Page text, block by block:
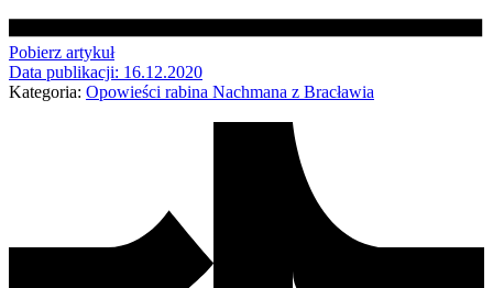
Pobierz artykuł
Data publikacji: 16.12.2020
Kategoria: Opowieści rabina Nachmana z Bracławia